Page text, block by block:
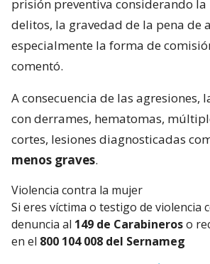
prisión preventiva considerando
delitos, la gravedad de la pena de
especialmente la forma de
comentó.
A consecuencia de las agresiones,
con derrames, hematomas,
cortes, lesiones diagnosticadas
menos graves.
Violencia contra la mujer
Si eres víctima o testigo de violencia
denuncia al 149 de Carabineroso
en el 800 104 008 del Sernameg